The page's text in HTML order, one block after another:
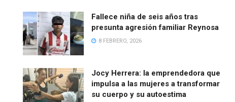
Fallece niña de seis años tras
presunta agresión familiar Reynosa
8 FEBRERO, 2026
Jocy Herrera: la emprendedora que
impulsa a las mujeres a transformar
su cuerpo y su autoestima